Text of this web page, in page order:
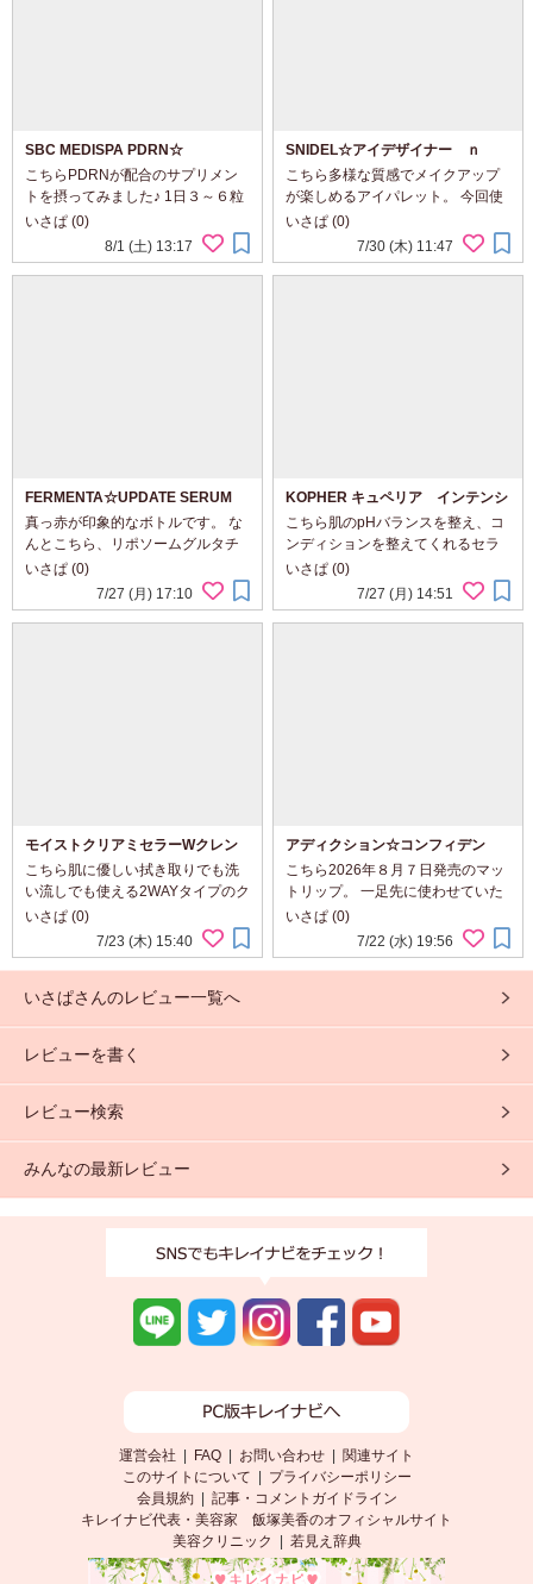
SBC MEDISPA PDRN☆
こちらPDRNが配合のサプリメン
トを摂ってみました♪ 1日３～６粒
が目安です。 茶色いカプセルタイ
プで、ニオイなどなくスルンと飲
みやすい。 後から胃が浮くような
いさぱ (0)
8/1 (土) 13:17
SNIDEL☆アイデザイナー ｎ
こちら多様な質感でメイクアップ
が楽しめるアイパレット。 今回使
った05 Purely Sweetはほのかな青
みを帯びたピンクパレットです。
左下のモーブグレージュだけマッ
いさぱ (0)
7/30 (木) 11:47
FERMENTA☆UPDATE SERUM
SHIRATAMA GLUTATHIONE
真っ赤が印象的なボトルです。 な
んとこちら、リポソームグルタチ
オン※ 10,000ppm 、 ナイアシン
アミド※１ 20,000ppm、VC誘導
体※２、発酵ザクロエキス※３配
いさぱ (0)
7/27 (月) 17:10
KOPHER キュペリア インテンシ
ブセラムミスト☆
こちら肌のpHバランスを整え、コ
ンディションを整えてくれるセラ
ムミスト。 乾燥が気になる時や導
入美容液としても使えます。 コン
パクトなサイズ感で持ち運びにも
いさぱ (0)
7/27 (月) 14:51
モイストクリアミセラーWクレン
ズ ☆
こちら肌に優しい拭き取りでも洗
い流しでも使える2WAYタイプのク
レンジング・洗顔料。 コットンを
使うと厚みあるようなテクスチャ
のウォータージェルです。 みずみ
いやすい。 ...
いさぱ (0)
7/23 (木) 15:40
アディクション☆コンフィデン
ト マットリップ
こちら2026年８月７日発売のマッ
トリップ。 一足先に使わせていた
だきました♪ マットリップと思えな
いほど、唇になめらかに伸びパサ
パサ感なし。 新アプリケーターを
いさぱ (0)
7/22 (水) 19:56
いさぱさんのレビュー一覧へ
レビューを書く
レビュー検索
みんなの最新レビュー
運営会社 FAQ お問い合わせ
関連サイト
このサイトについて
プライバシーポリシー
会員規約| 記事・コメントガイドライン
キレイナビ代表・美容家 飯塚美香のオフィシャルサイト
美容クリニック
若見え辞典